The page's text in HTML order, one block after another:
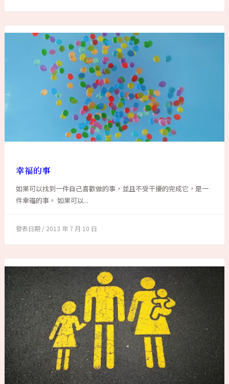
幸福的事
如果可以找到一件自己喜歡做的事，並且不受干擾的完成它，是一
件幸福的事。 如果可以...
2013 年 7 月 10 日